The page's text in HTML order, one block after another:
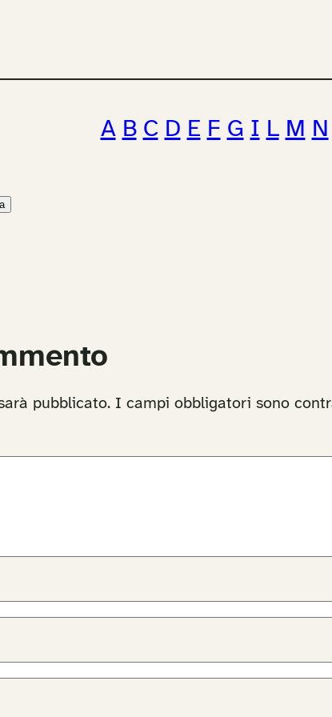
A B C D E F G I L M N
pubblicato. I campi obbligatori sono